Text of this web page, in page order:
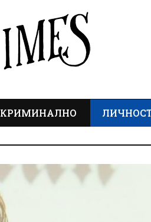
КРИМИНАЛНО